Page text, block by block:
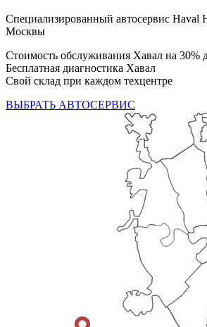
Специализированный автосервис Haval
Москвы
Стоимость обслуживания Хавал на 30%
Бесплатная диагностика Хавал
Свой склад при каждом техцентре
ВЫБРАТЬ АВТОСЕРВИС